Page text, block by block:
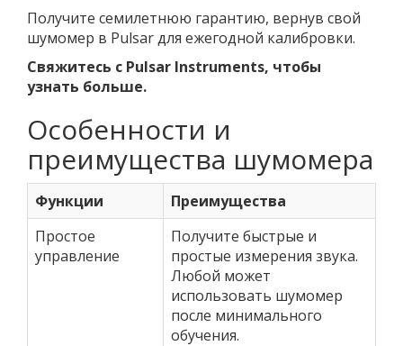
Получите семилетнюю гарантию, вернув свой
шумомер в Pulsar для ежегодной калибровки.
Свяжитесь с Pulsar Instruments, чтобы
узнать больше.
Особенности и
преимущества шумомера
Функции
Преимущества
Простое
управление
Получите быстрые и
простые измерения звука.
Любой может
использовать шумомер
после минимального
обучения.